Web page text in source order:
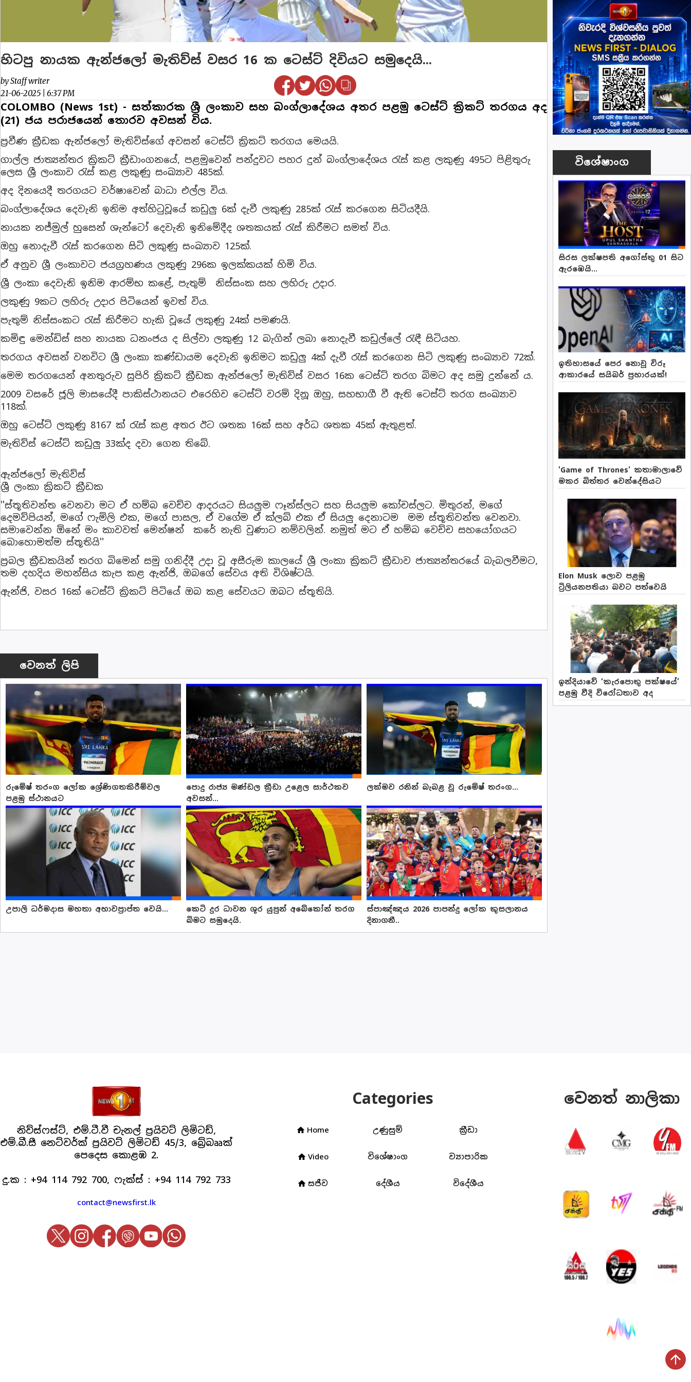
හිටපු නායක ඇන්ජලෝ මැතිව්ස් වසර 16 ක ටෙස්ට් දිවියට සමුදෙයි...
by Staff writer
21-06-2025 | 6:37 PM
COLOMBO (News 1st) - සත්කාරක ශ්‍රී ලංකාව සහ බංග්ලාදේශය අතර පළමු ටෙස්ට් ක්‍රිකට් තරගය අද
(21) ජය පරාජයෙන් තොරව අවසන් විය.
ප්‍රවීණ ක්‍රීඩක ඇන්ජලෝ මැතිව්ස්ගේ අවසන් ටෙස්ට් ක්‍රිකට් තරගය මෙයයි.
ගාල්ල ජාත්‍යන්තර ක්‍රිකට් ක්‍රීඩාංගනයේ, පළමුවෙන් පන්දුවට පහර දුන් බංග්ලාදේශය රැස් කළ ලකුණු 495ට පිළිතුරු
ලෙස ශ්‍රී ලංකාව රැස් කළ ලකුණු සංඛ්‍යාව 485ක්.
අද දිනයෙදී තරගයට වර්ෂාවෙන් බාධා එල්ල විය.
බංග්ලාදේශය දෙවැනි ඉනිම අත්හිටුවූයේ කඩුලු 6ක් දැවී ලකුණු 285ක් රැස් කරගෙන සිටියදීයි.
නායක නජ්මුල් හුසෙන් ශැන්ටෝ දෙවැනි ඉනිමේදීද ශතකයක් රැස් කිරීමට සමත් විය.
ඔහු නොදැවී රැස් කරගෙන සිටි ලකුණු සංඛ්‍යාව 125ක්.
ඒ අනුව ශ්‍රී ලංකාවට ජයග්‍රහණය ලකුණු 296ක ඉලක්කයක් හිමි විය.
ශ්‍රී ලංකා දෙවැනි ඉනිම ආරම්භ කළේ, පැතුම් නිස්සංක සහ ලහිරු උදාර.
ලකුණු 9කට ලහිරු උදාර පිටියෙන් ඉවත් විය.
පැතුම් නිස්සංකට රැස් කිරීමට හැකි වූයේ ලකුණු 24ක් පමණයි.
කමිඳු මෙන්ඩිස් සහ නායක ධනංජය ද සිල්වා ලකුණු 12 බැගින් ලබා නොදැවී කඩුල්ලේ රැඳී සිටියහ.
තරගය අවසන් වනවිට ශ්‍රී ලංකා කණ්ඩායම දෙවැනි ඉනිමට කඩුලු 4ක් දැවී රැස් කරගෙන සිටි ලකුණු සංඛ්‍යාව 72ක්.
මෙම තරගයෙන් අනතුරුව සුපිරි ක්‍රිකට් ක්‍රීඩක ඇන්ජලෝ මැතිව්ස් වසර 16ක ටෙස්ට් තරග බිමට අද සමු දුන්නේ ය.
2009 වසරේ ජූලි මාසයේදී පාකිස්ථානයට එරෙහිව ටෙස්ට් වරම් දිනූ ඔහු, සහභාගී වී ඇති ටෙස්ට් තරග සංඛ්‍යාව
118ක්.
ඔහු ටෙස්ට් ලකුණු 8167 ක් රැස් කළ අතර ඊට ශතක 16ක් සහ අර්ධ ශතක 45ක් ඇතුළත්.
මැතිව්ස් ටෙස්ට් කඩුලු 33ක්ද දවා ගෙන තිබේ.
ඇන්ජලෝ මැතිව්ස්
ශ්‍රී ලංකා ක්‍රිකට් ක්‍රීඩක
''ස්තූතිවන්ත වෙනවා මට ඒ හම්බ වෙච්ච ආදරයට සියලුම ෆෑන්ස්ලට සහ සියලුම කෝචස්ලට. මිතුරන්, මගේ
දෙමව්පියන්, මගේ ෆැමිලි එක, මගේ පාසල, ඒ වගේම ඒ ක්ලබ් එක ඒ සියලු දෙනාටම මම ස්තූතිවන්ත වෙනවා.
සමාවෙන්න ඕනේ මං කාවවත් මෙන්ෂන් කරේ නැති වුණාට නම්වලින්. නමුත් මට ඒ හම්බ වෙච්ච සහයෝගයට
බොහොමත්ම ස්තූතියි''
ප්‍රබල ක්‍රීඩකයින් තරග බිමෙන් සමු ගනිද්දී උදා වූ අසීරුම කාලයේ ශ්‍රී ලංකා ක්‍රිකට් ක්‍රීඩාව ජාත්‍යන්තරයේ බැබලවීමට,
තම දහදිය මහන්සිය කැප කළ ඇන්ජි, ඔබගේ සේවය අති විශිෂ්ටයි.
ඇන්ජි, වසර 16ක් ටෙස්ට් ක්‍රිකට් පිටියේ ඔබ කළ සේවයට ඔබට ස්තූතියි.
වෙනත් ලිපි
රුමේෂ් තරංග ලෝක ශ්‍රේණිගතකිරීම්වල
පළමු ස්ථානයට
පොදු රාජ්‍ය මණ්ඩල ක්‍රීඩා උළෙල සාර්ථකව
අවසන්...
ලක්මව රනින් බැබළ වූ රුමේෂ් තරංග...
උපාලි ධර්මදාස මහතා අභාවප්‍රාප්ත වෙයි...
කෙටි දුර ධාවන ශූර යුපුන් අබේකෝන් තරග
බිමට සමුදෙයි.
ස්පාඤ්ඤය 2026 පාපන්දු ලෝක කුසලානය
දිනාගනී..
විශේෂාංග
සිරස ලක්ෂපති අගෝස්තු 01 සිට
ඇරඹෙයි...
ඉතිහාසයේ පෙර නොවූ විරූ
ආකාරයේ සයිබර් ප්‍රහාරයක්!
'Game of Thrones' කතාමාලාවේ
මකර බිත්තර වෙන්දේසියට
Elon Musk ලොව පළමු
ට්‍රිලියනපතියා බවට පත්වෙයි
ඉන්දියාවේ ‘කැරපොතු පක්ෂයේ’
පළමු වීදි විරෝධතාව අද
නිව්ස්ෆස්ට්, එම්.ටී.වී චැනල් ප්‍රයිවට් ලිමිටඩ්,
එම්.බී.සී නෙට්වර්ක් ප්‍රයිවට් ලිමිටඩ් 45/3, බ්‍රේබෲක්
පෙදෙස කොළඹ 2.
දු.ක : +94 114 792 700, ෆැක්ස් : +94 114 792 733
contact@newsfirst.lk
Categories
home Home උණුසුම් ක්‍රීඩා
home Video විශේෂාංග ව්‍යාපාරික
home සජීව දේශීය විදේශීය
වෙනත් නාලිකා